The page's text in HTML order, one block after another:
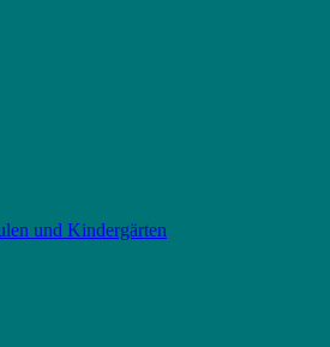
und Kindergärten